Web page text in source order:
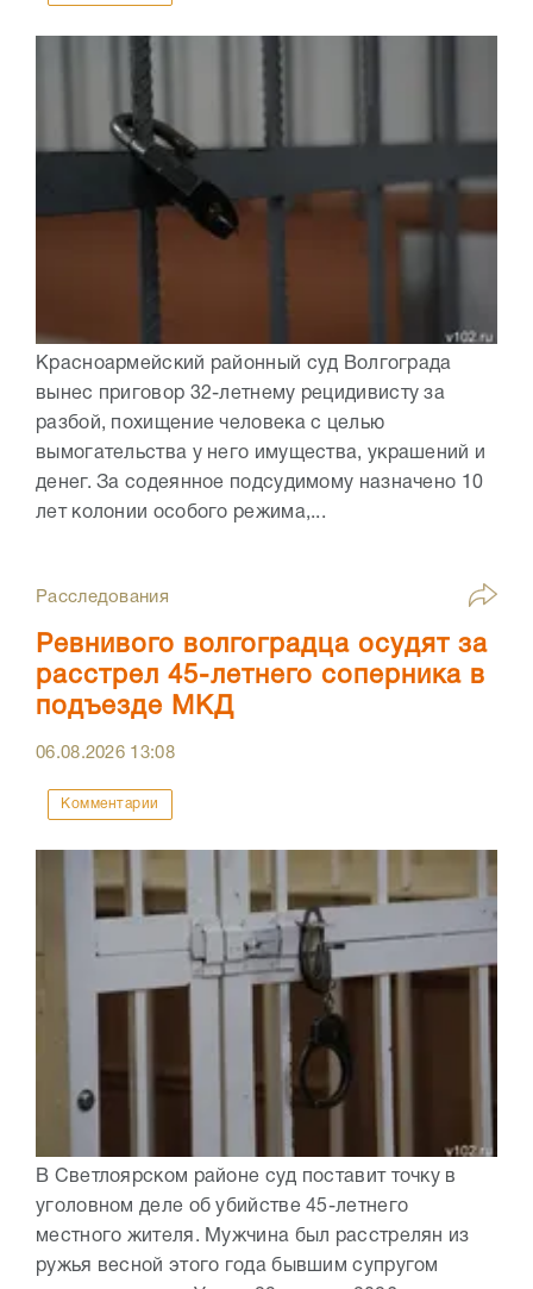
Красноармейский районный суд Волгограда
вынес приговор 32-летнему рецидивисту за
разбой, похищение человека с целью
вымогательства у него имущества, украшений и
денег. За содеянное подсудимому назначено 10
лет колонии особого режима,...
Расследования
Ревнивого волгоградца осудят за
расстрел 45-летнего соперника в
подъезде МКД
06.08.2026 13:08
Комментарии
В Светлоярском районе суд поставит точку в
уголовном деле об убийстве 45-летнего
местного жителя. Мужчина был расстрелян из
ружья весной этого года бывшим супругом